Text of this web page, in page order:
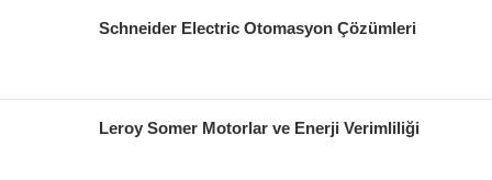
Schneider Electric Otomasyon Çözümleri
Leroy Somer Motorlar ve Enerji Verimliliği